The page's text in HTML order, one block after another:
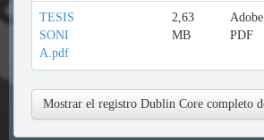
TESIS
SONI
A.pdf
2,63
MB
Adobe
PDF
Mostrar el registro Dublin Core completo